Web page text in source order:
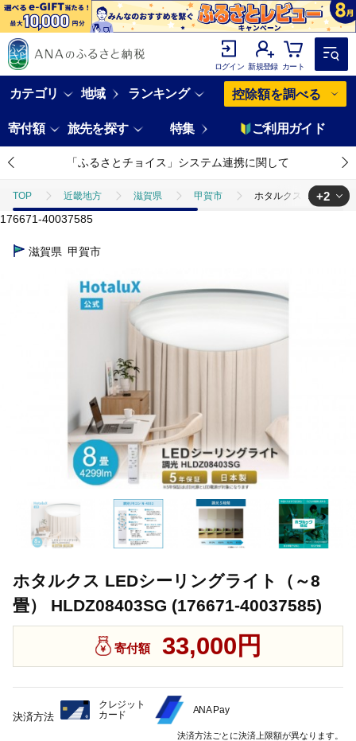
ログイン 新規登録 カート
カテゴリ 地域 ランキング 控除額を調べる
寄付額 旅先を探す 特集 ご利用ガイド
「ふるさとチョイス」システム連携に関して
TOP 近畿地方 滋賀県 甲賀市 ホタルクス LEDシー
TOP 日用品・雑貨
TOP 電化製品
+2
176671-40037585
滋賀県 甲賀市
ホタルクス LEDシーリングライト（～8
畳） HLDZ08403SG (176671-40037585)
寄付額 33,000円
決済方法
クレジット
カード
ANA Pay
決済方法ごとに決済上限額が異なります。